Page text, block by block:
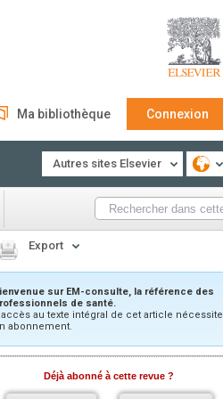
Ma bibliothèque Connexion
Autres sites Elsevier
Export
sur EM-consulte, la référence des
de santé.
au texte intégral de cet article nécessite
abonnement.
Déjà abonné à cette revue ?